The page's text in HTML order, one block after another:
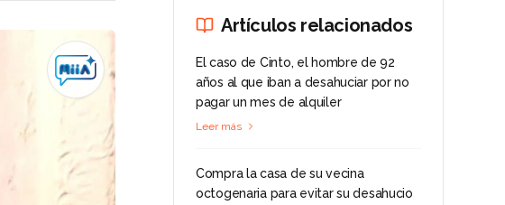
Artículos relacionados
El caso de Cinto, el hombre de 92
años al que iban a desahuciar por no
pagar un mes de alquiler
Leer más
Compra la casa de su vecina
octogenaria para evitar su desahucio